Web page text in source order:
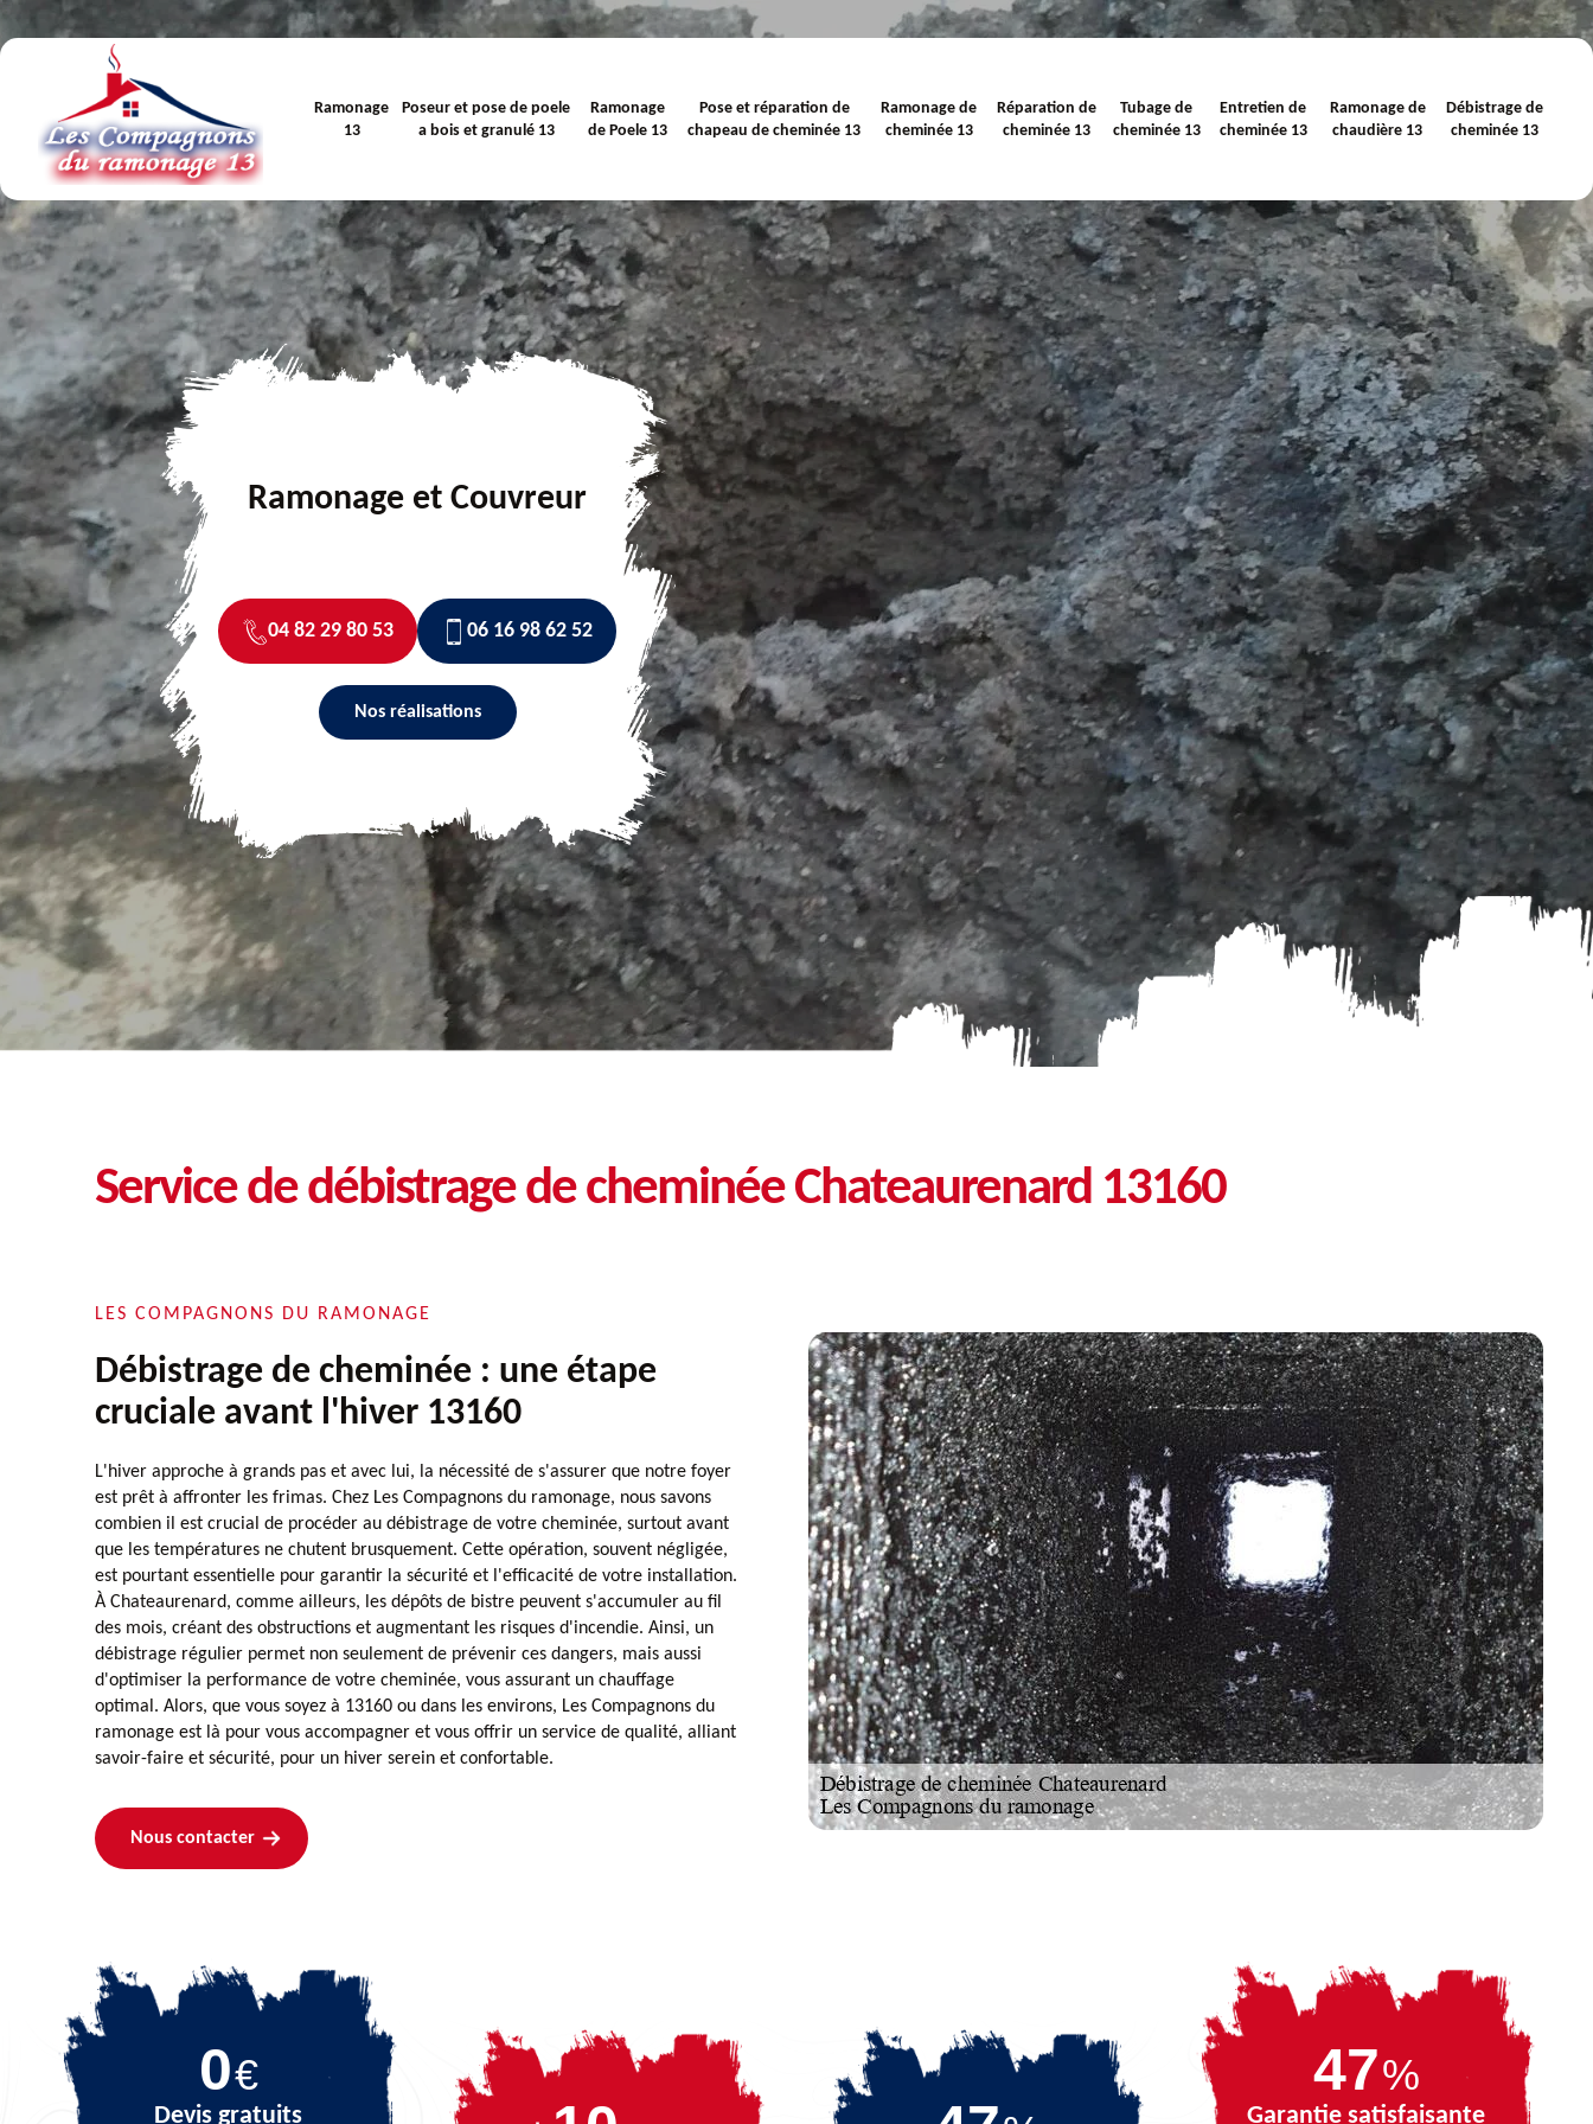
Ramonage
13
Poseur et pose de poele
a bois et granulé 13
Ramonage
de Poele 13
Pose et réparation de
chapeau de cheminée 13
Ramonage de
cheminée 13
Réparation de
cheminée 13
Tubage de
cheminée 13
Entretien de
cheminée 13
Ramonage de
chaudière 13
Débistrage de
cheminée 13
Ramonage et Couvreur
04 82 29 80 53 06 16 98 62 52
Nos réalisations
Service de débistrage de cheminée Chateaurenard 13160
LES COMPAGNONS DU RAMONAGE
Débistrage de cheminée : une étape
cruciale avant l'hiver 13160
L'hiver approche à grands pas et avec lui, la nécessité de s'assurer que notre foyer
est prêt à affronter les frimas. Chez Les Compagnons du ramonage, nous savons
combien il est crucial de procéder au débistrage de votre cheminée, surtout avant
que les températures ne chutent brusquement. Cette opération, souvent négligée,
est pourtant essentielle pour garantir la sécurité et l'efficacité de votre installation.
À Chateaurenard, comme ailleurs, les dépôts de bistre peuvent s'accumuler au fil
des mois, créant des obstructions et augmentant les risques d'incendie. Ainsi, un
débistrage régulier permet non seulement de prévenir ces dangers, mais aussi
d'optimiser la performance de votre cheminée, vous assurant un chauffage
optimal. Alors, que vous soyez à 13160 ou dans les environs, Les Compagnons du
ramonage est là pour vous accompagner et vous offrir un service de qualité, alliant
savoir-faire et sécurité, pour un hiver serein et confortable.
Nous contacter
0€
Devis gratuits
68%
Garantie satisfaisante